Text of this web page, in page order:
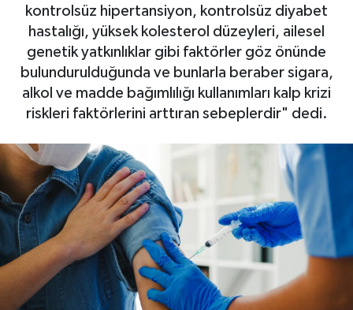
kontrolsüz hipertansiyon, kontrolsüz diyabet
hastalığı, yüksek kolesterol düzeyleri, ailesel
genetik yatkınlıklar gibi faktörler göz önünde
bulundurulduğunda ve bunlarla beraber sigara,
alkol ve madde bağımlılığı kullanımları kalp krizi
riskleri faktörlerini arttıran sebeplerdir" dedi.
Asayiş
Magazin
Gayrimenkul
Eğitim